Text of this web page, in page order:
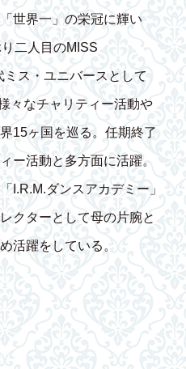
世界一」の栄冠に輝い
二人目のMISS
ス・ユニバースとして
々なチャリティー活動や
15ヶ国を巡る。任期終了
ー活動と多方面に活躍。
I.R.M.ダンスアカデミー」
クターとして母の片腕と
活躍をしている。